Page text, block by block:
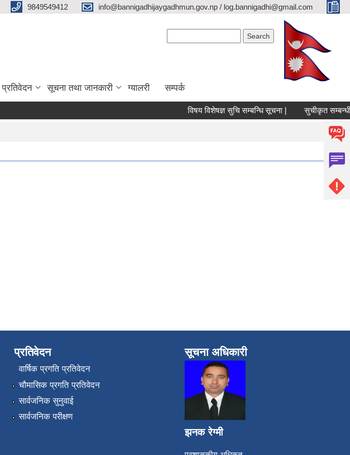
9849549412 info@bannigadhijaygadhmun.gov.np / log.bannigadhi@gmail.com
प्रतिवेदन सूचना तथा जानकारी ग्यालरी सम्पर्क
विषय विशेषज्ञ सुचि सम्बन्धि सूचना | सुचीकृत सम्बन्धी
प्रतिवेदन
वार्षिक प्रगति प्रतिवेदन
चौमासिक प्रगति प्रतिवेदन
सार्वजनिक सुनुवाई
सार्वजनिक परीक्षण
सूचना अधिकारी
झनक रेग्मी